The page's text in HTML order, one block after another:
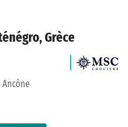
Grèce
Ancône